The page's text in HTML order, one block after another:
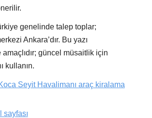
genelinde talep toplar;
Ankara’dır. Bu yazı
güncel müsaitlik için
kullanın.
Seyit Havalimanı araç kiralama
sayfası